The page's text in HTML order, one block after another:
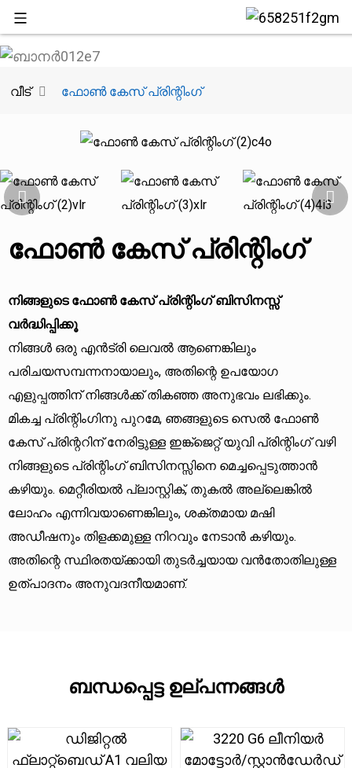
വീട് ഫോൺ കേസ് പ്രിന്റിംഗ്
ഫോൺ കേസ് പ്രിന്റിംഗ്
നിങ്ങളുടെ ഫോൺ കേസ് പ്രിന്റിംഗ് ബിസിനസ്സ്
വർദ്ധിപ്പിക്കൂ
നിങ്ങൾ ഒരു എൻട്രി ലെവൽ ആണെങ്കിലും
പരിചയസമ്പന്നനായാലും, അതിന്റെ ഉപയോഗ
എളുപ്പത്തിന് നിങ്ങൾക്ക് തികഞ്ഞ അനുഭവം ലഭിക്കും.
മികച്ച പ്രിന്റിംഗിനു പുറമേ, ഞങ്ങളുടെ സെൽ ഫോൺ
കേസ് പ്രിന്ററിന് നേരിട്ടുള്ള ഇങ്ക്ജെറ്റ് യുവി പ്രിന്റിംഗ് വഴി
നിങ്ങളുടെ പ്രിന്റിംഗ് ബിസിനസ്സിനെ മെച്ചപ്പെടുത്താൻ
കഴിയും. മെറ്റീരിയൽ പ്ലാസ്റ്റിക്, തുകൽ അല്ലെങ്കിൽ
ലോഹം എന്നിവയാണെങ്കിലും, ശക്തമായ മഷി
അഡീഷനും തിളക്കമുള്ള നിറവും നേടാൻ കഴിയും.
അതിന്റെ സ്ഥിരതയ്ക്കായി തുടർച്ചയായ വൻതോതിലുള്ള
ഉത്പാദനം അനുവദനീയമാണ്.
ബന്ധപ്പെട്ട ഉല്പന്നങ്ങൾ